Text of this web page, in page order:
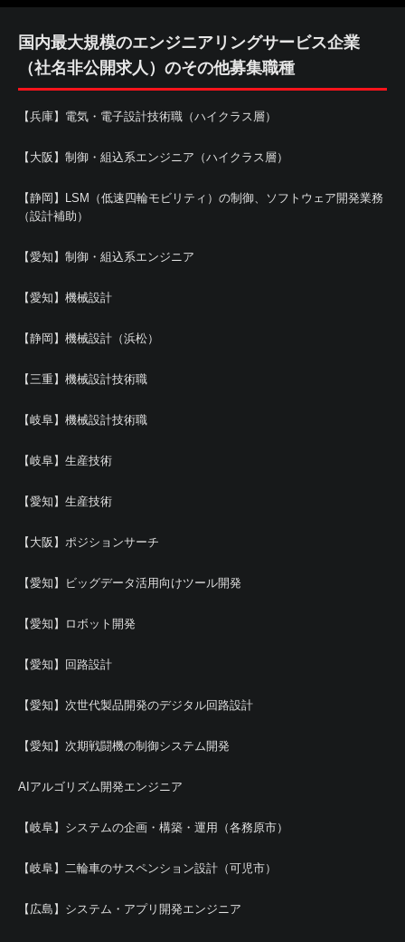
国内最大規模のエンジニアリングサービス企業
（社名非公開求人）のその他募集職種
【兵庫】電気・電子設計技術職（ハイクラス層）
【大阪】制御・組込系エンジニア（ハイクラス層）
【静岡】LSM（低速四輪モビリティ）の制御、ソフトウェア開発業務
（設計補助）
【愛知】制御・組込系エンジニア
【愛知】機械設計
【静岡】機械設計（浜松）
【三重】機械設計技術職
【岐阜】機械設計技術職
【岐阜】生産技術
【愛知】生産技術
【大阪】ポジションサーチ
【愛知】ビッグデータ活用向けツール開発
【愛知】ロボット開発
【愛知】回路設計
【愛知】次世代製品開発のデジタル回路設計
【愛知】次期戦闘機の制御システム開発
AIアルゴリズム開発エンジニア
【岐阜】システムの企画・構築・運用（各務原市）
【岐阜】二輪車のサスペンション設計（可児市）
【広島】システム・アプリ開発エンジニア